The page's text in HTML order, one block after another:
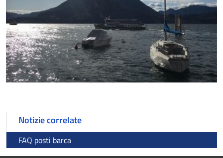
Notizie correlate
FAQ posti barca